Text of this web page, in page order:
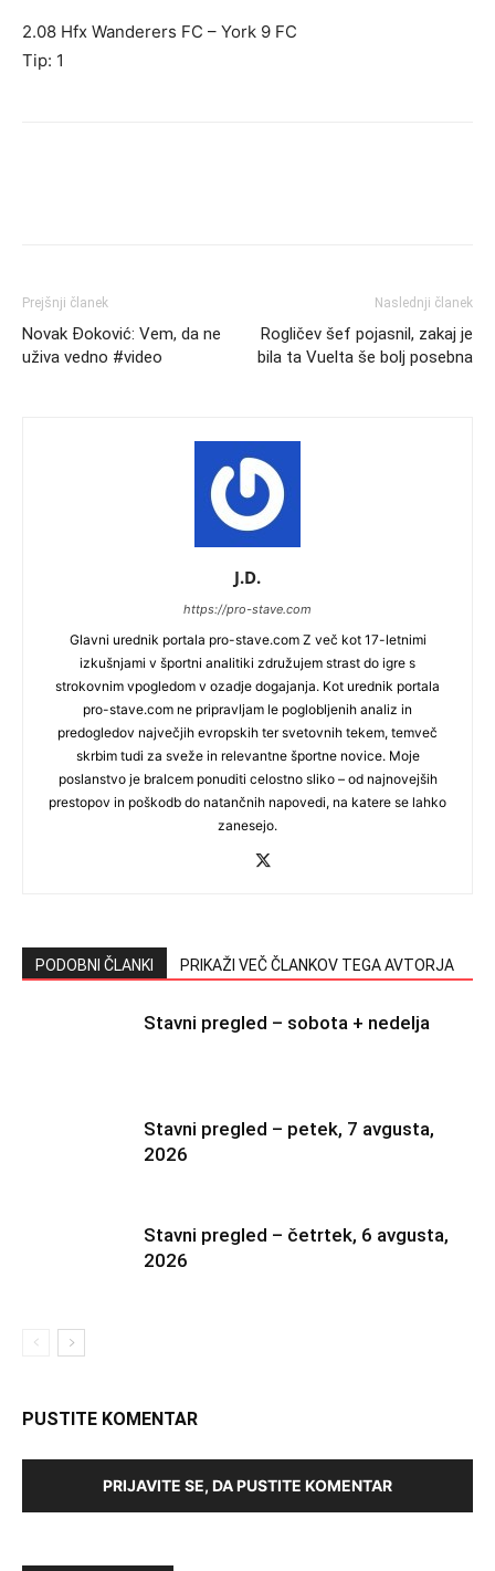
2.08 Hfx Wanderers FC – York 9 FC
Tip: 1
Prejšnji članek
Novak Đoković: Vem, da ne
uživa vedno #video
Naslednji članek
Rogličev šef pojasnil, zakaj je
bila ta Vuelta še bolj posebna
J.D.
https://pro-stave.com
Glavni urednik portala pro-stave.com Z več kot 17-letnimi
izkušnjami v športni analitiki združujem strast do igre s
strokovnim vpogledom v ozadje dogajanja. Kot urednik portala
pro-stave.com ne pripravljam le poglobljenih analiz in
predogledov največjih evropskih ter svetovnih tekem, temveč
skrbim tudi za sveže in relevantne športne novice. Moje
poslanstvo je bralcem ponuditi celostno sliko – od najnovejših
prestopov in poškodb do natančnih napovedi, na katere se lahko
zanesejo.
PODOBNI ČLANKI PRIKAŽI VEČ ČLANKOV TEGA AVTORJA
Stavni pregled – sobota + nedelja
Stavni pregled – petek, 7 avgusta,
2026
Stavni pregled – četrtek, 6 avgusta,
2026
PUSTITE KOMENTAR
PRIJAVITE SE, DA PUSTITE KOMENTAR